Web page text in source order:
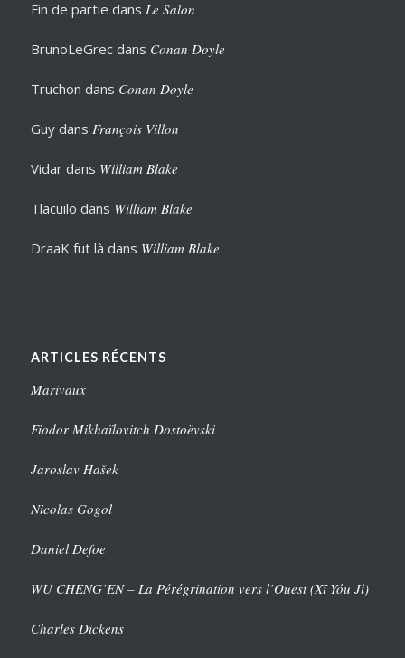
Fin de partie dans Le Salon
BrunoLeGrecdans Conan Doyle
Truchon dans Conan Doyle
Guydans François Villon
Vidardans William Blake
Tlacuilo dans William Blake
DraaK fut là dans William Blake
ARTICLES RÉCENTS
Marivaux
Fiodor Mikhaïlovitch Dostoëvski
Jaroslav Hašek
Nicolas Gogol
Daniel Defoe
WU CHENG’EN – La Pérégrination vers l’Ouest (Xī Yóu Jì)
Charles Dickens